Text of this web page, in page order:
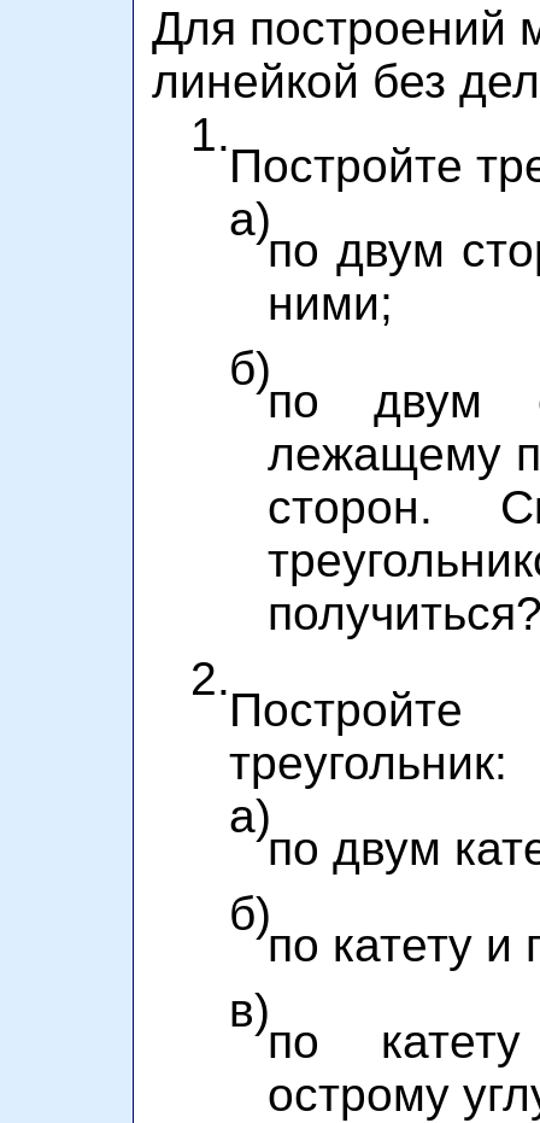
Для построений
линейкой без
1.
Постройте
а)
по двум
ними;
б)
по двум
лежащему
сторон.
2.
треугольник:
а)
по двум
б)
по катету и
в)
по
острому